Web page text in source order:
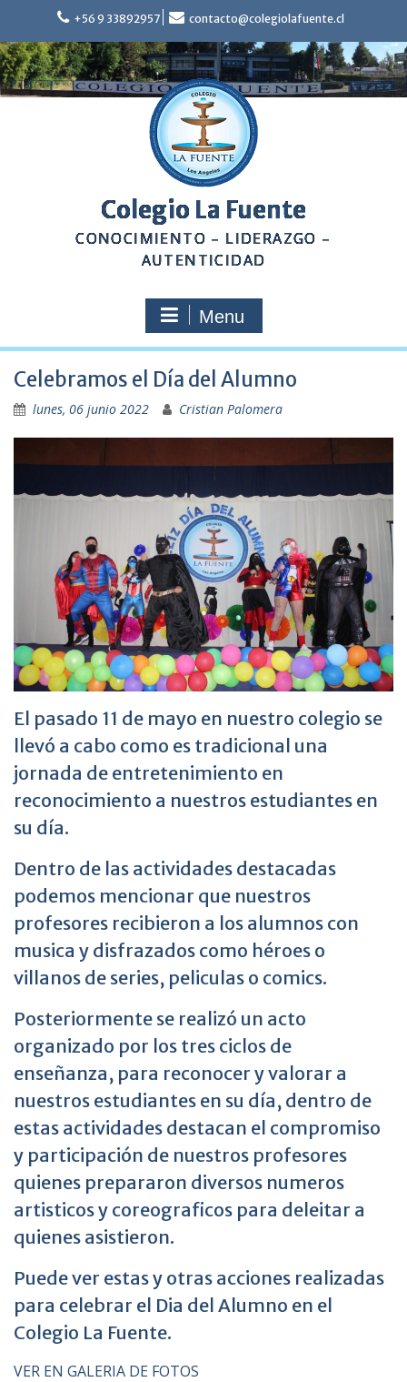
content
+56 9 33892957 contacto@colegiolafuente.cl
Colegio La Fuente
CONOCIMIENTO – LIDERAZGO –
AUTENTICIDAD
Menu
Celebramos el Día del Alumno
lunes, 06 junio 2022 Cristian Palomera
El pasado 11 de mayo en nuestro colegio se
llevó a cabo como es tradicional una
jornada de entretenimiento en
reconocimiento a nuestros estudiantes en
su día.
Dentro de las actividades destacadas
podemos mencionar que nuestros
profesores recibieron a los alumnos con
musica y disfrazados como héroes o
villanos de series, peliculas o comics.
Posteriormente se realizó un acto
organizado por los tres ciclos de
enseñanza, para reconocer y valorar a
nuestros estudiantes en su día, dentro de
estas actividades destacan el compromiso
y participación de nuestros profesores
quienes prepararon diversos numeros
artisticos y coreograficos para deleitar a
quienes asistieron.
Puede ver estas y otras acciones realizadas
para celebrar el Dia del Alumno en el
Colegio La Fuente.
VER EN GALERIA DE FOTOS